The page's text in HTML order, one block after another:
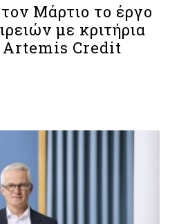
Μάρτιο το έργο
με κριτήρια
Artemis Credit